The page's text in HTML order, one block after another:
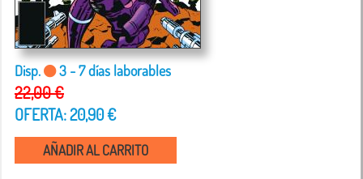
Disp. 3 - 7 días laborables
22,00 €
OFERTA: 20,90 €
AÑADIR AL CARRITO